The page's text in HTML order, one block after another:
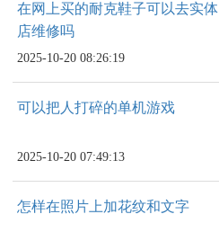
在网上买的耐克鞋子可以去实体
店维修吗
2025-10-20 08:26:19
可以把人打碎的单机游戏
2025-10-20 07:49:13
怎样在照片上加花纹和文字